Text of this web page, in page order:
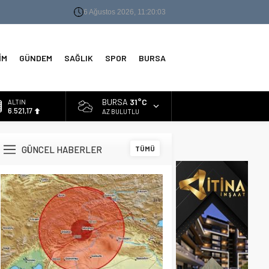
6 Ağustos 2026, 11:20:04
GÜNDEM SAĞLIK SPOR BURSA
ALTIN
6.521,17
EURO
55,0659
BURSA 31°C
AZ BULUTLU
GÜNCEL HABERLER TÜMÜ